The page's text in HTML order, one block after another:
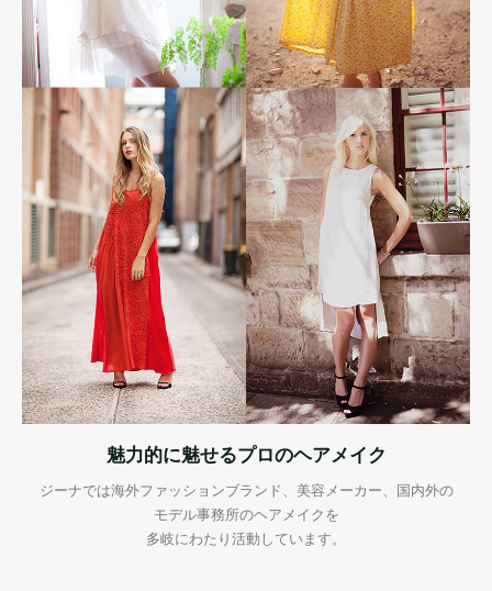
魅力的に魅せるプロのヘアメイク
ジーナでは海外ファッションブランド、美容メーカー、国内外の
モデル事務所のヘアメイクを
多岐にわたり活動しています。